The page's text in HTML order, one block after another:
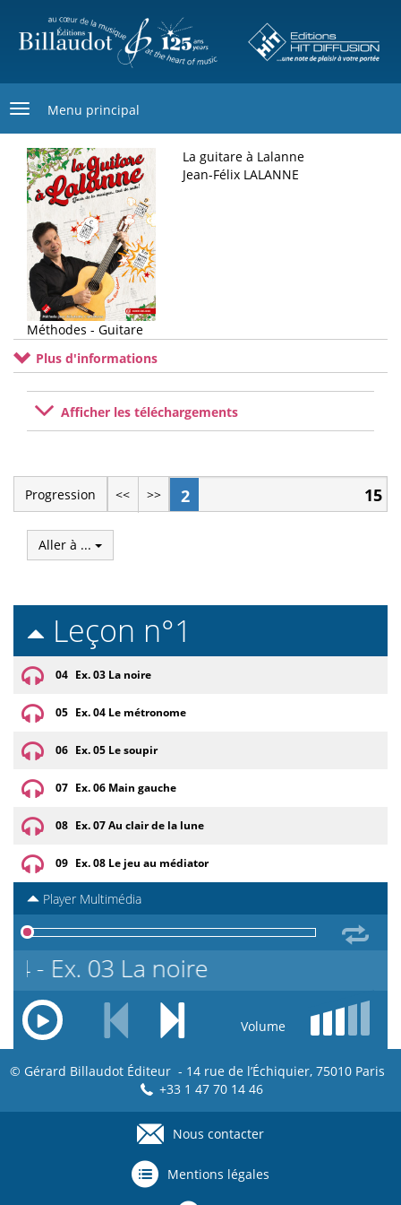
contenu
Menu principal
La guitare à Lalanne
Jean-Félix LALANNE
Méthodes - Guitare
Plus d'informations
Afficher les téléchargements
Progression << >> 2 15
Aller à ...
Leçon n°1
04 Ex. 03 La noire
05 Ex. 04 Le métronome
06 Ex. 05 Le soupir
07 Ex. 06 Main gauche
08 Ex. 07 Au clair de la lune
09 Ex. 08 Le jeu au médiator
Player Multimédia
- Ex. 03 La noire
Volume
© Gérard Billaudot Éditeur - 14 rue de l’Échiquier, 75010 Paris
+33 1 47 70 14 46
Nous contacter
Mentions légales